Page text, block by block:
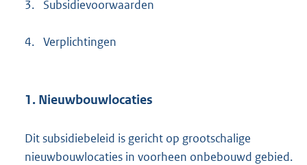
3. Subsidievoorwaarden
4. Verplichtingen
1. Nieuwbouwlocaties
Dit subsidiebeleid is gericht op grootschalige
nieuwbouwlocaties in voorheen onbebouwd gebied.